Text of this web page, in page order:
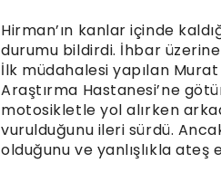
Hirman’ın kanlar içinde
durumu bildirdi. İhbar
İlk müdahalesi yapılan
Araştırma Hastanesi’ne
motosikletle yol alırken
vurulduğunu ileri sürdü.
olduğunu ve yanlışlıkla